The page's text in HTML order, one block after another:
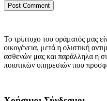
Το τρίπτυχο του οράματός μας
οικογένεια, μετά η ολιστική
ασθενών μας και παράλληλα η
ποιοτικών υπηρεσιών που